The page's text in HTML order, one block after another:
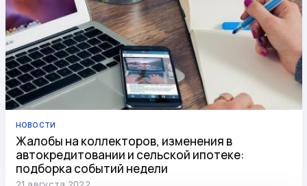
НОВОСТИ
Жалобы на коллекторов, изменения в
автокредитовании и сельской ипотеке:
подборка событий недели